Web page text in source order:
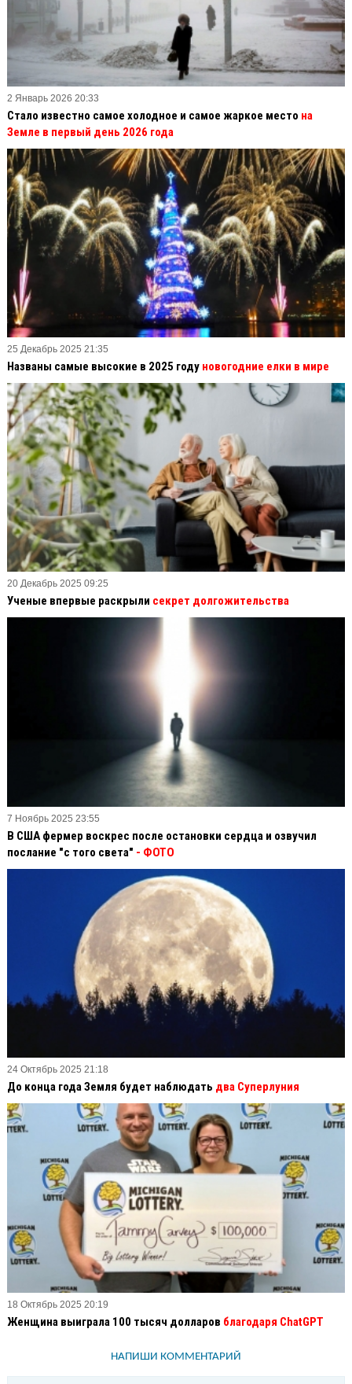
2 Январь 2026 20:33
Стало известно самое холодное и самое жаркое место на
Земле в первый день 2026 года
25 Декабрь 2025 21:35
Названы самые высокие в 2025 году новогодние елки в мире
20 Декабрь 2025 09:25
Ученые впервые раскрыли секрет долгожительства
7 Ноябрь 2025 23:55
В США фермер воскрес после остановки сердца и озвучил
послание "с того света" - ФОТО
24 Октябрь 2025 21:18
До конца года Земля будет наблюдать два Суперлуния
18 Октябрь 2025 20:19
Женщина выиграла 100 тысяч долларов благодаря ChatGPT
НАПИШИ КОММЕНТАРИЙ